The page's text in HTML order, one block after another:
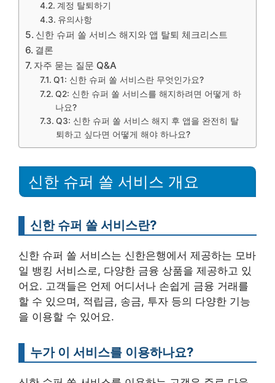
계정 탈퇴하기
유의사항
신한 슈퍼 쏠 서비스 해지와 앱 탈퇴 체크리스트
결론
자주 묻는 질문 Q&A
Q1: 신한 슈퍼 쏠 서비스란 무엇인가요?
Q2: 신한 슈퍼 쏠 서비스를 해지하려면 어떻게 하
나요?
Q3: 신한 슈퍼 쏠 서비스 해지 후 앱을 완전히 탈
퇴하고 싶다면 어떻게 해야 하나요?
신한 슈퍼 쏠 서비스 개요
신한 슈퍼 쏠 서비스란?
신한 슈퍼 쏠 서비스는 신한은행에서 제공하는 모바
일 뱅킹 서비스로, 다양한 금융 상품을 제공하고 있
어요. 고객들은 언제 어디서나 손쉽게 금융 거래를
할 수 있으며, 적립금, 송금, 투자 등의 다양한 기능
을 이용할 수 있어요.
누가 이 서비스를 이용하나요?